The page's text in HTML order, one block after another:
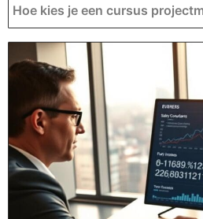
Hoe kies je een cursus